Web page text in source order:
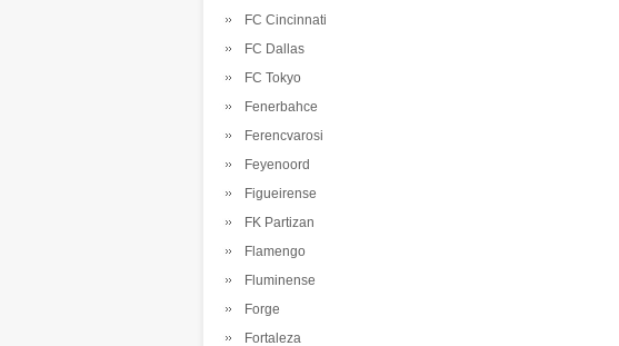
FC Cincinnati
FC Dallas
FC Tokyo
Fenerbahce
Ferencvarosi
Feyenoord
Figueirense
FK Partizan
Flamengo
Fluminense
Forge
Fortaleza